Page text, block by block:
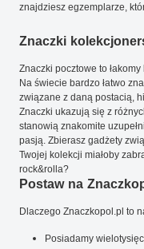
znajdziesz egzemplarze,
Znaczki
Znaczki pocztowe to
Na świecie bardzo łatwo
związane z daną postacią,
Znaczki ukazują się z
stanowią znakomite
pasją. Zbierasz gadżety
Twojej kolekcji miałoby
rock&rolla?
Postaw na
Dlaczego Znaczkopol.pl to
Posiadamy